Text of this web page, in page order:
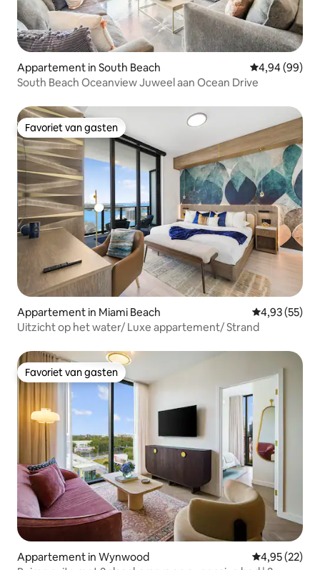
Appartement in South Beach Gemiddelde
4,94 (99)
South Beach Oceanview Juweel aan Ocean Drive
Favoriet van gasten
Favoriet van gasten
Appartement in Miami Beach Gemiddelde
4,93 (55)
Uitzicht op het water/ Luxe appartement/ Strand
Favoriet van gasten
Favoriet van gasten
Appartement in Wynwood Gemiddelde
4,95 (22)